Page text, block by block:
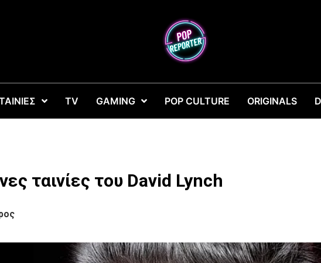
TV GAMING POP CULTURE ORIGINALS
ταινίες του David Lynch